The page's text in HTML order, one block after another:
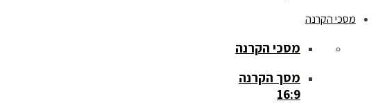
מסכי הקרנה
מסכי הקרנה
מסך הקרנה
16:9